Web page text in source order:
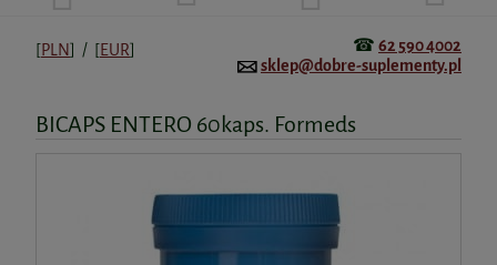
[PLN] / [EUR] ☎ 62 590 4002
sklep@dobre-suplementy.pl
BICAPS ENTERO 60kaps. Formeds